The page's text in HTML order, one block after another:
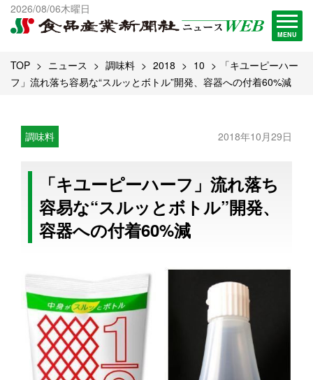
2026/08/06木曜日
MENU
出版物一覧へ
試読・購読申し込み
TOP ニュース 調味料 2018 10
「キユーピーハー
フ」流れ落ち容易な“スルッとボトル”開発、容器への付着60%減
調味料 2018年10月29日
「キユーピーハーフ」流れ落ち
容易な“スルッとボトル”開発、
容器への付着60%減